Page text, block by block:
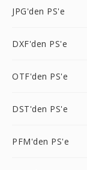
JPG'den PS'e
DXF'den PS'e
OTF'den PS'e
DST'den PS'e
PFM'den PS'e